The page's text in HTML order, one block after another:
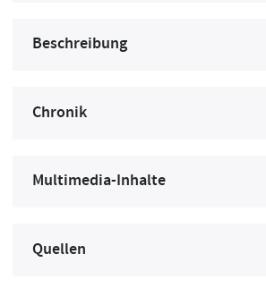
Beschreibung
Chronik
Multimedia-Inhalte
Quellen